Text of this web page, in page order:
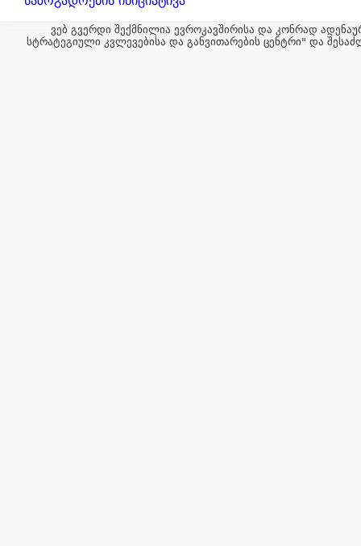
ვებ გვერდი შექმნილია ევროკავშირისა და კონრად
სტრატეგიული კვლევებისა და განვითარების ცენტრი" და